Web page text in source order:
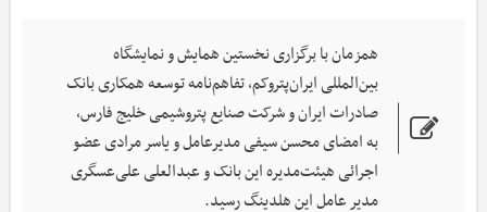
همزمان با برگزاری نخستین همایش و نمایشگاه
بین‌المللی ایران‌پتروکم، تفاهم‌نامه توسعه همکاری بانک
صادرات ایران و شرکت صنایع پتروشیمی خلیج فارس،
به امضای محسن سیفی مدیرعامل و یاسر مرادی عضو
اجرائی هیئت‌مدیره این بانک و عبدالعلی علی‌عسگری
مدیر عامل این هلدینگ رسید.